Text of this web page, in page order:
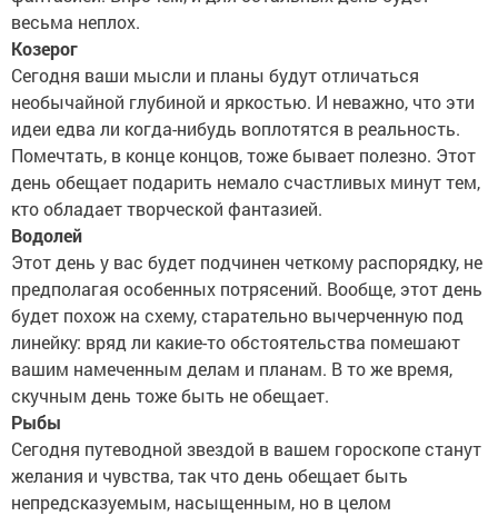
весьма неплох.
Козерог
Сегодня ваши мысли и планы будут отличаться
необычайной глубиной и яркостью. И неважно, что эти
идеи едва ли когда-нибудь воплотятся в реальность.
Помечтать, в конце концов, тоже бывает полезно. Этот
день обещает подарить немало счастливых минут тем,
кто обладает творческой фантазией.
Водолей
Этот день у вас будет подчинен четкому распорядку, не
предполагая особенных потрясений. Вообще, этот день
будет похож на схему, старательно вычерченную под
линейку: вряд ли какие-то обстоятельства помешают
вашим намеченным делам и планам. В то же время,
скучным день тоже быть не обещает.
Рыбы
Сегодня путеводной звездой в вашем гороскопе станут
желания и чувства, так что день обещает быть
непредсказуемым, насыщенным, но в целом